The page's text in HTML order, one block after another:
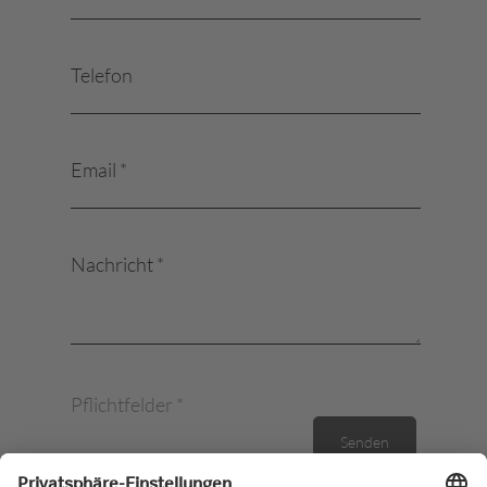
Telefon
Email *
Nachricht *
Pflichtfelder *
Senden
Ihr Les Quatre